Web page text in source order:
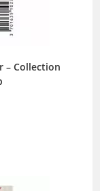
– Collection